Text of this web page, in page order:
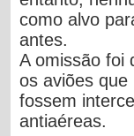
como alvo
antes.
A omissão foi
os aviões
fossem
antiaéreas.